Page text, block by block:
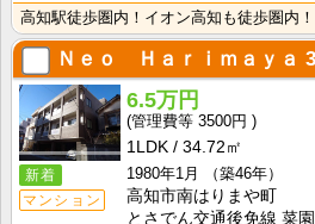
Ｎｅｏ Ｈａｒｉｍａｙａ
新着
マンション
6.5万円
3500円
1LDK
34.72㎡
1980年1月
（築46年）
高知市南はりまや町
とさでん交通後免線 菜